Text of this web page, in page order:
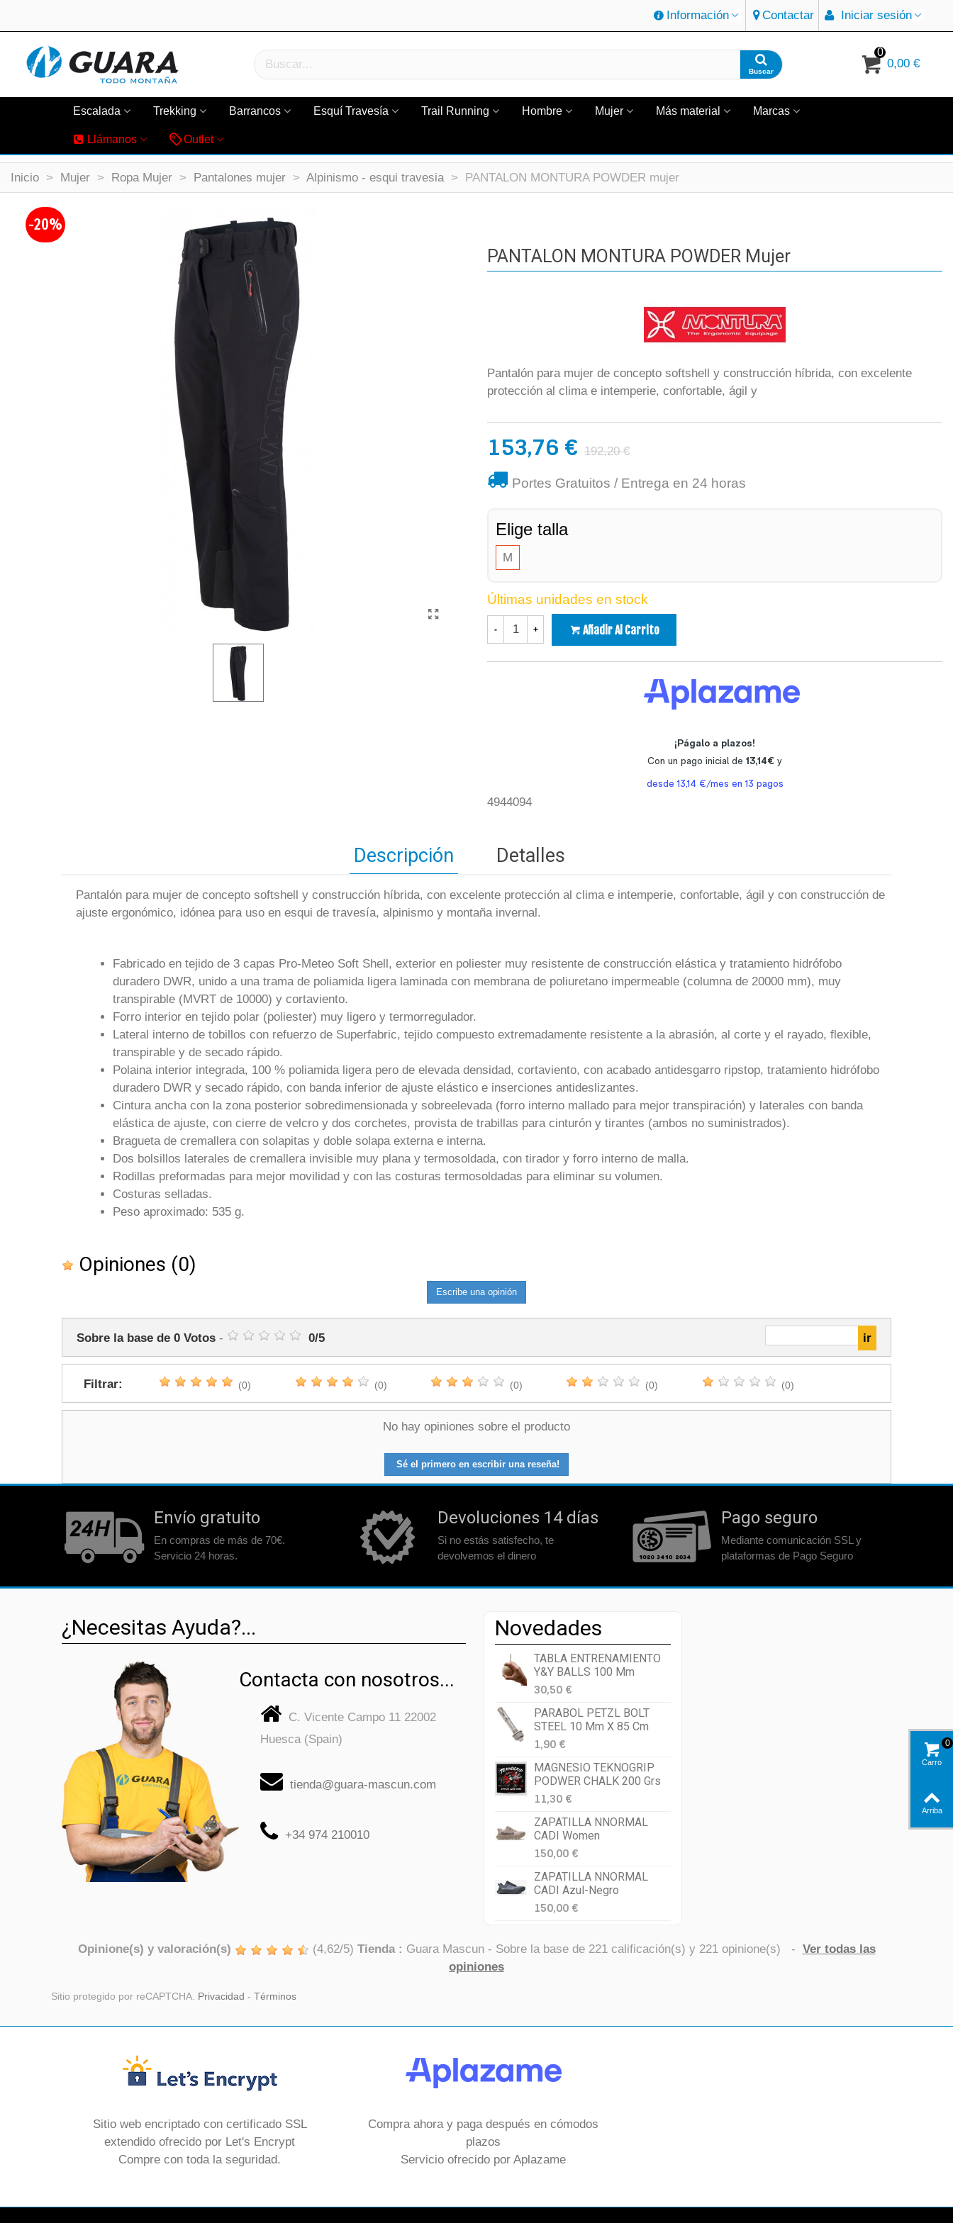
Información Contactar Iniciar sesión
Buscar
0
0,00 €
Escalada Trekking Barrancos Esquí Travesía Trail Running Hombre Mujer Más material Marcas
Llámanos Outlet
Inicio > Mujer > Ropa Mujer > Pantalones mujer > Alpinismo - esqui travesia > PANTALON MONTURA POWDER mujer
-20%
PANTALON MONTURA POWDER Mujer
Pantalón para mujer de concepto softshell y construcción híbrida, con excelente
protección al clima e intemperie, confortable, ágil y
153,76 € 192,20 €
Portes Gratuitos / Entrega en 24 horas
Elige talla
M
Últimas unidades en stock
- + Añadir Al Carrito
4944094
Descripción Detalles
Pantalón para mujer de concepto softshell y construcción híbrida, con excelente protección al clima e intemperie, confortable, ágil y con construcción de
ajuste ergonómico, idónea para uso en esqui de travesía, alpinismo y montaña invernal.
Fabricado en tejido de 3 capas Pro-Meteo Soft Shell, exterior en poliester muy resistente de construcción elástica y tratamiento hidrófobo
duradero DWR, unido a una trama de poliamida ligera laminada con membrana de poliuretano impermeable (columna de 20000 mm), muy
transpirable (MVRT de 10000) y cortaviento.
Forro interior en tejido polar (poliester) muy ligero y termorregulador.
Lateral interno de tobillos con refuerzo de Superfabric, tejido compuesto extremadamente resistente a la abrasión, al corte y el rayado, flexible,
transpirable y de secado rápido.
Polaina interior integrada, 100 % poliamida ligera pero de elevada densidad, cortaviento, con acabado antidesgarro ripstop, tratamiento hidrófobo
duradero DWR y secado rápido, con banda inferior de ajuste elástico e inserciones antideslizantes.
Cintura ancha con la zona posterior sobredimensionada y sobreelevada (forro interno mallado para mejor transpiración) y laterales con banda
elástica de ajuste, con cierre de velcro y dos corchetes, provista de trabillas para cinturón y tirantes (ambos no suministrados).
Bragueta de cremallera con solapitas y doble solapa externa e interna.
Dos bolsillos laterales de cremallera invisible muy plana y termosoldada, con tirador y forro interno de malla.
Rodillas preformadas para mejor movilidad y con las costuras termosoldadas para eliminar su volumen.
Costuras selladas.
Peso aproximado: 535 g.
Opiniones (0)
Escribe una opinión
Sobre la base de 0 Votos - 0/5
Filtrar: (0) (0) (0) (0) (0)
No hay opiniones sobre el producto
Sé el primero en escribir una reseña!
Envío gratuito
En compras de más de 70€.
Servicio 24 horas.
Devoluciones 14 días
Si no estás satisfecho, te
devolvemos el dinero
Pago seguro
Mediante comunicación SSL y
plataformas de Pago Seguro
¿Necesitas Ayuda?...
Contacta con nosotros...
C. Vicente Campo 11 22002
Huesca (Spain)
tienda@guara-mascun.com
+34 974 210010
Novedades
TABLA ENTRENAMIENTO
Y&Y BALLS 100 Mm
30,50 €
PARABOL PETZL BOLT
STEEL 10 Mm X 85 Cm
1,90 €
MAGNESIO TEKNOGRIP
PODWER CHALK 200 Grs
11,30 €
ZAPATILLA NNORMAL
CADI Women
150,00 €
ZAPATILLA NNORMAL
CADI Azul-Negro
150,00 €
Opinione(s) y valoración(s) (4,62/5) Tienda : Guara Mascun- Sobre la base de 221calificación(s) y 221opinione(s) - Ver todas las
opiniones
Sitio protegido por reCAPTCHA. Privacidad - Términos
Sitio web encriptado con certificado SSL
extendido ofrecido por Let's Encrypt
Compre con toda la seguridad.
Compra ahora y paga después en cómodos
plazos
Servicio ofrecido por Aplazame
Carro
0
Arriba